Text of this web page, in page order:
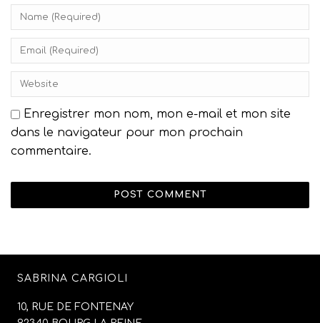
Enregistrer mon nom, mon e-mail et mon site
dans le navigateur pour mon prochain
commentaire.
SABRINA CARGIOLI
10, RUE DE FONTENAY